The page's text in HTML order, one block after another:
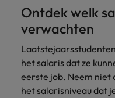
Ontdek welk
verwachten
het salaris dat ze
eerste job. Neem niet
het salarisniveau dat